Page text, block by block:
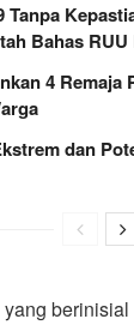
Tanpa
Bahas
4 Remaja
dan